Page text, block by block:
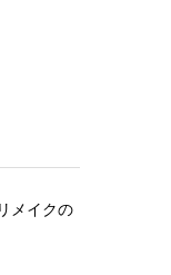
メイクの